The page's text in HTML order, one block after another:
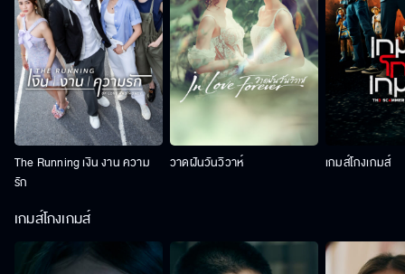
The Running เงิน งาน ความ
รัก
วาดฝันวันวิวาห์ เกมส์โกงเกมส์
เกมส์โกงเกมส์